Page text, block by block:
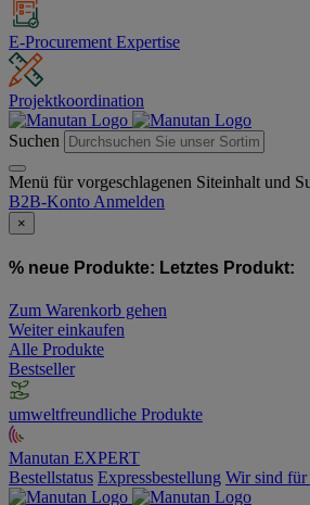
E-Procurement Expertise
Projektkoordination
Suchen
Menü für vorgeschlagenen Siteinhalt und
B2B-Konto Anmelden
×
% neue Produkte: Letztes Produkt:
Zum Warenkorb gehen
Weiter einkaufen
Alle Produkte
Bestseller
umweltfreundliche Produkte
Manutan EXPERT
Bestellstatus Expressbestellung Wir sind für